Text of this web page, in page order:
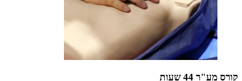
קורס מע"ר 44 שעות